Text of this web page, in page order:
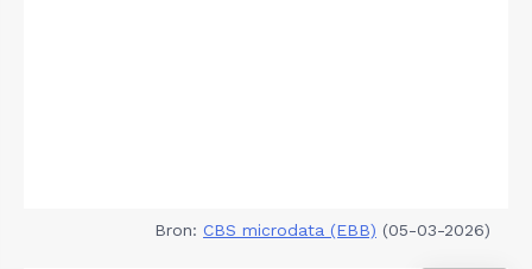
Bron: CBS microdata (EBB) (05-03-2026)